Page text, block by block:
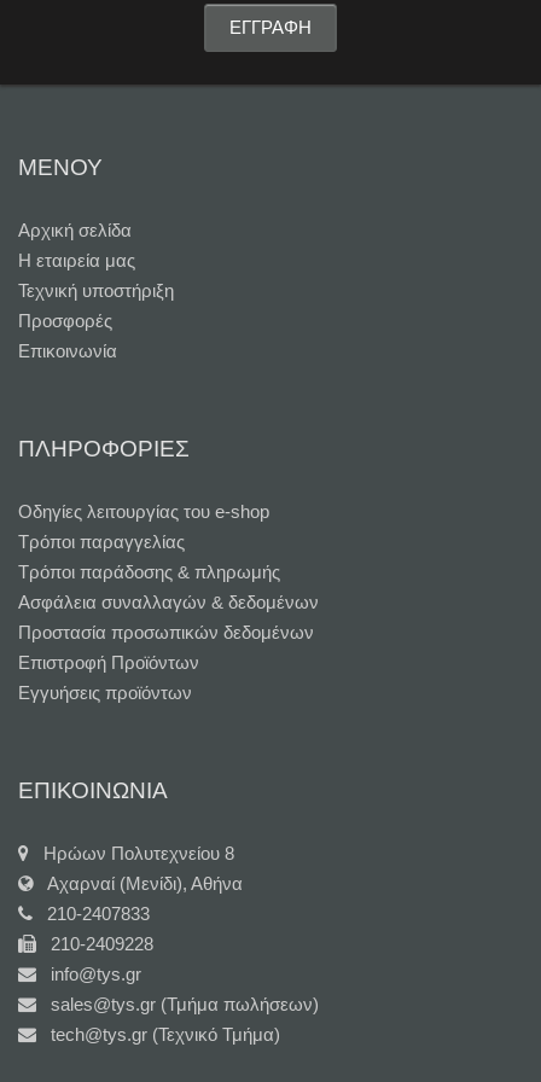
ΜΕΝΟΥ
Αρχική σελίδα
Η εταιρεία μας
Τεχνική υποστήριξη
Προσφορές
Επικοινωνία
ΠΛΗΡΟΦΟΡΙΕΣ
Oδηγίες λειτουργίας του e-shop
Τρόποι παραγγελίας
Τρόποι παράδοσης & πληρωμής
Ασφάλεια συναλλαγών & δεδομένων
Προστασία προσωπικών δεδομένων
Επιστροφή Προϊόντων
Εγγυήσεις προϊόντων
ΕΠΙΚΟΙΝΩΝΙΑ
Ηρώων Πολυτεχνείου 8
Αχαρναί (Μενίδι), Αθήνα
210-2407833
210-2409228
info@tys.gr
sales@tys.gr (Τμήμα πωλήσεων)
tech@tys.gr (Τεχνικό Τμήμα)